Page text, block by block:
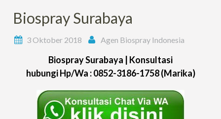
Biospray Surabaya
3 Oktober 2018 Agen Biospray Indonesia
Biospray Surabaya | Konsultasi
hubungiHp/Wa :0852-3186-1758 (Marika)